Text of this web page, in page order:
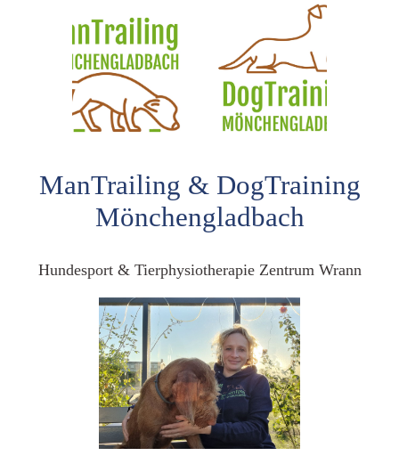
ManTrailing & DogTraining
Mönchengladbach
Hundesport & Tierphysiotherapie Zentrum Wrann